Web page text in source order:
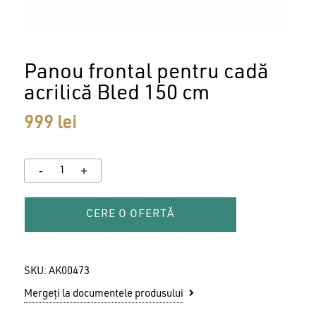
Panou frontal pentru cadă
acrilică Bled 150 cm
999 lei
CERE O OFERTĂ
SKU: AK00473
Mergeți la documentele produsului